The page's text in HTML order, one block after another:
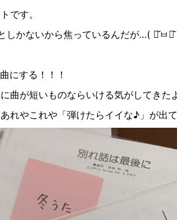
です。
しかないから焦っているんだが…( ･ㅂ ･
にする！！！
曲が短いものならいける気がしてきた
れやこれや「弾けたらイイな♪」が出